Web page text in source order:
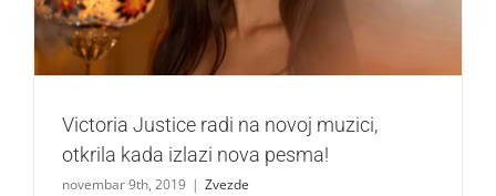
Victoria Justice radi na novoj muzici,
otkrila kada izlazi nova pesma!
novembar 9th, 2019 | Zvezde